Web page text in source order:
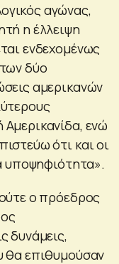
αγώνας,
η έλλειψη
ενδεχομένως
δύο
αμερικανών
ενώ
ότι και οι
υποψηφιότητα».
ο πρόεδρος
δυνάμεις,
θα επιθυμούσαν